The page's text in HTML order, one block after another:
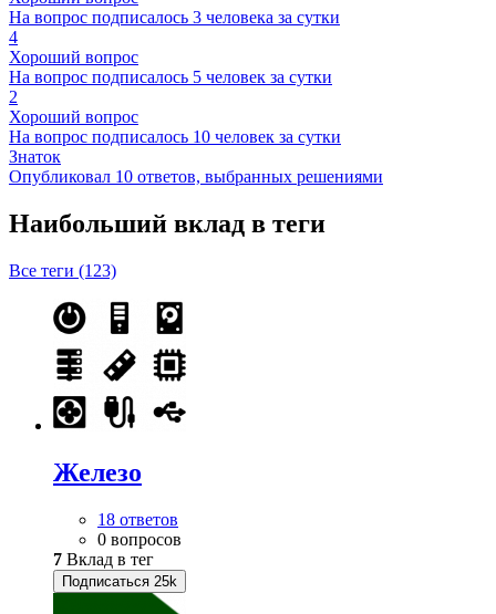
На вопрос подписалось 3 человека за сутки
4
Хороший вопрос
На вопрос подписалось 5 человек за сутки
2
Хороший вопрос
На вопрос подписалось 10 человек за сутки
Знаток
Опубликовал 10 ответов, выбранных решениями
Наибольший вклад в теги
Все теги (123)
Железо
18 ответов
0 вопросов
7 Вклад в тег
Подписаться 25k